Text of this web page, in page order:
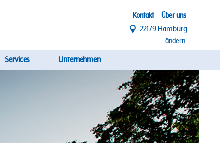
Top
Menü
Kontakt Über uns
22179 Hamburg
ändern
Services Unternehmen